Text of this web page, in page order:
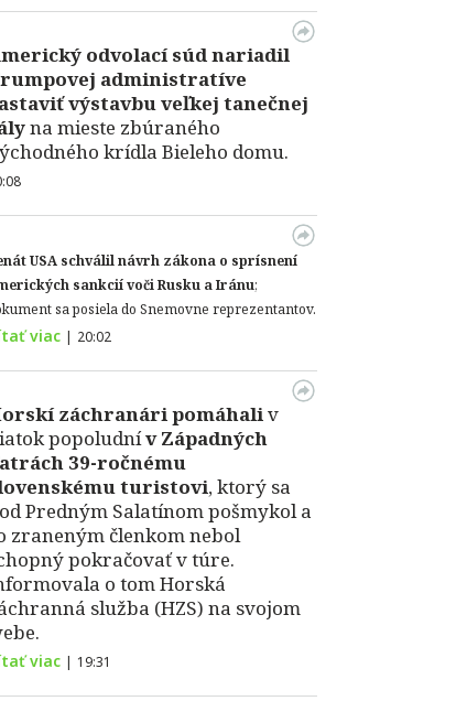
odvolací súd nariadil
administratíve
výstavbu veľkej tanečnej
na mieste zbúraného
krídla Bieleho domu.
USA schválil návrh zákona o sprísnení
sankcií voči Rusku a Iránu;
sa posiela do Snemovne reprezentantov.
viac | 20:02
záchranári pomáhaliv
popoludnív Západných
39-ročnému
turistovi, ktorý sa
Predným Salatínom pošmykol a
zraneným členkom nebol
pokračovať v túre.
o tom Horská
služba (HZS) na svojom
viac | 19:31